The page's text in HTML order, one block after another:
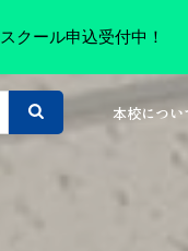
本校につい
クール申込受付中！